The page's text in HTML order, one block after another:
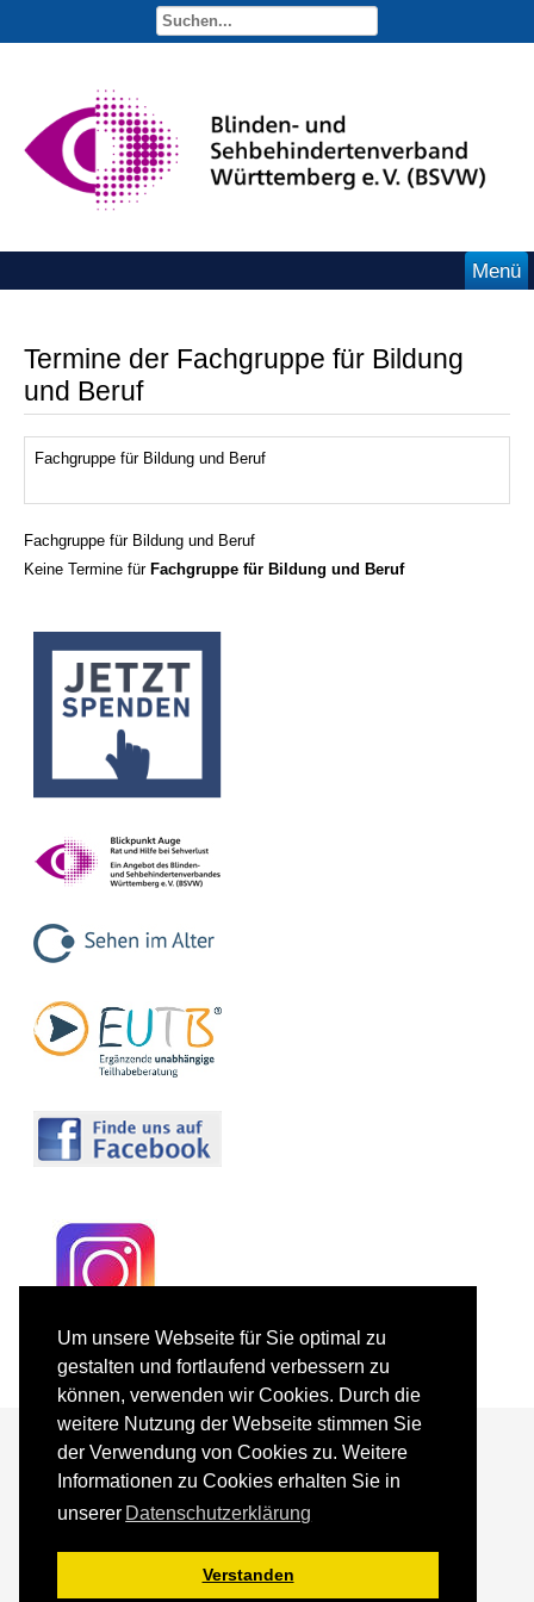
Um unsere Webseite für Sie optimal zu
gestalten und fortlaufend verbessern zu
können, verwenden wir Cookies. Durch die
weitere Nutzung der Webseite stimmen Sie
der Verwendung von Cookies zu. Weitere
Informationen zu Cookies erhalten Sie in
unserer Datenschutzerklärung
Verstanden
Menü
Termine der Fachgruppe für Bildung
und Beruf
Fachgruppe für Bildung und Beruf
Fachgruppe für Bildung und Beruf
Keine Termine für Fachgruppe für Bildung und Beruf
Förderer und Partner Kontakt
Datenschutz